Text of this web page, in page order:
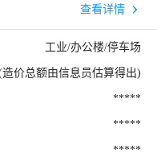
查看详情
工业/办公楼/停车场
价总额由信息员估算得出)
*****
*****
*****